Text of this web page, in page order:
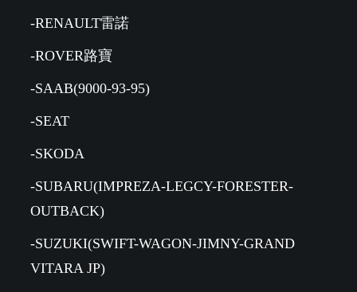
-RENAULT雷諾
-ROVER路寶
-SAAB(9000-93-95)
-SEAT
-SKODA
-SUBARU(IMPREZA-LEGCY-FORESTER-
OUTBACK)
-SUZUKI(SWIFT-WAGON-JIMNY-GRAND
VITARA JP)